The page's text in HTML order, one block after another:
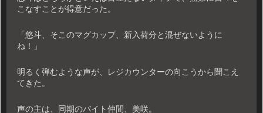
こなすことが得意だった。
「悠斗、そこのマグカップ、新入荷分と混ぜないように
ね！」
明るく弾むような声が、レジカウンターの向こうから聞こえ
てきた。
声の主は、同期のバイト仲間、美咲。